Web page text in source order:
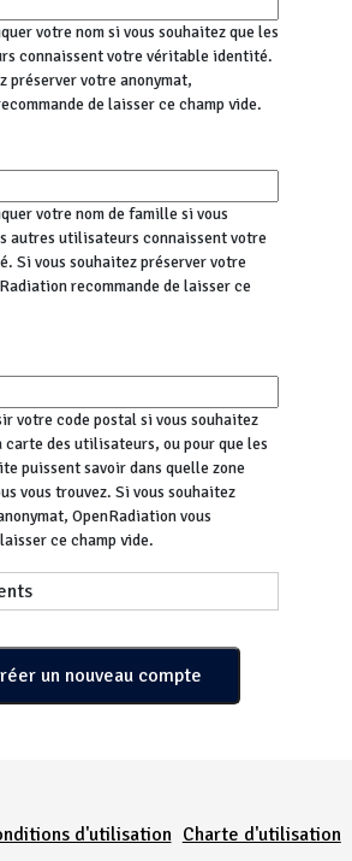
votre nom si vous souhaitez que les
connaissent votre véritable identité.
préserver votre anonymat,
de laisser ce champ vide.
votre nom de famille si vous
autres utilisateurs connaissent votre
Si vous souhaitez préserver votre
recommande de laisser ce
votre code postal si vous souhaitez
des utilisateurs, ou pour que les
puissent savoir dans quelle zone
vous trouvez. Si vous souhaitez
OpenRadiation vous
ce champ vide.
d'utilisation Charte d'utilisation